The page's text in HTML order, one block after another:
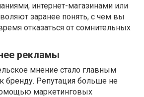
интернет-магазинами или
заранее понять, с чем вы
отказаться от сомнительных
рекламы
мнение стало главным
бренду. Репутация больше не
маркетинговых